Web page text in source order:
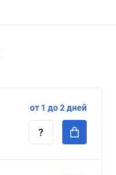
от 1 до 2 дней